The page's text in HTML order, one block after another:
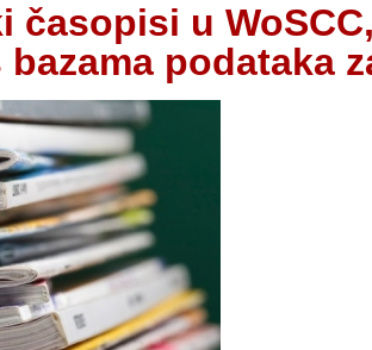
časopisi u
podataka